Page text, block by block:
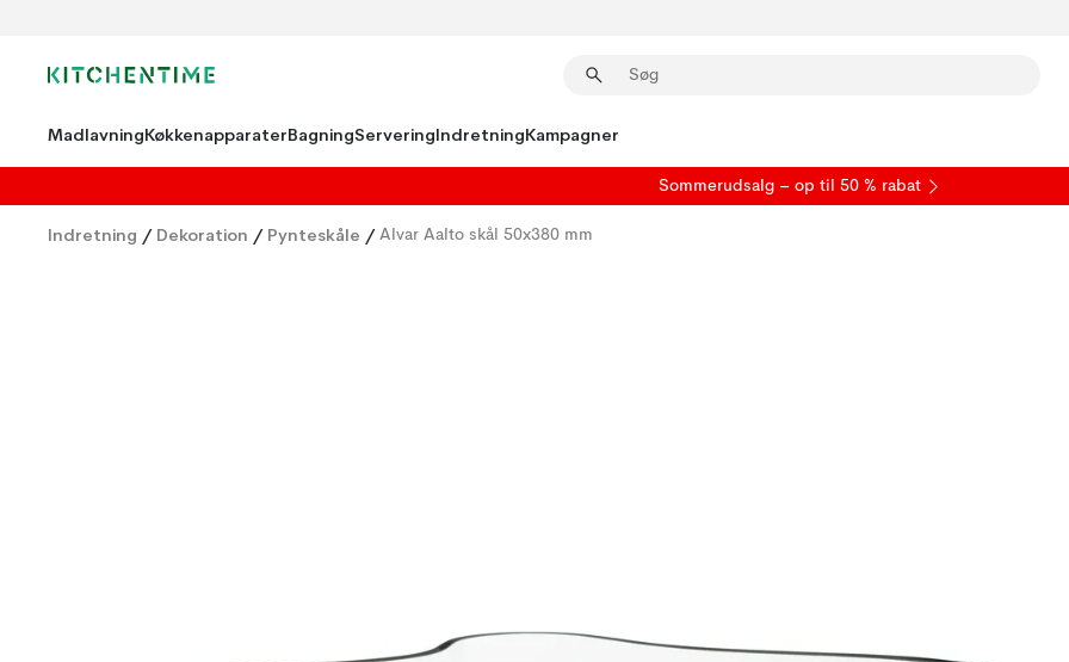
MadlavningKøkkenapparaterBagningServeringIndretningKampagner
Sommerudsalg – op til 50 % rabat
Indretning / Dekoration / Pynteskåle / Alvar Aalto skål 50x380 mm